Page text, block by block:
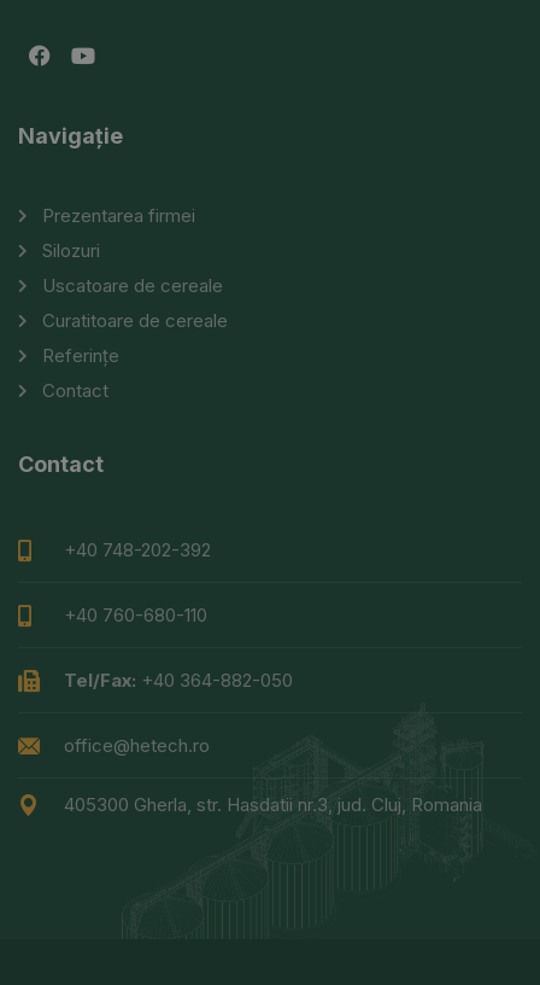
Navigație
Prezentarea firmei
Silozuri
Uscatoare de cereale
Curatitoare de cereale
Referințe
Contact
Contact
+40 748-202-392
+40 760-680-110
Tel/Fax: +40 364-882-050
office@hetech.ro
405300 Gherla, str. Hasdatii nr.3, jud. Cluj, Romania